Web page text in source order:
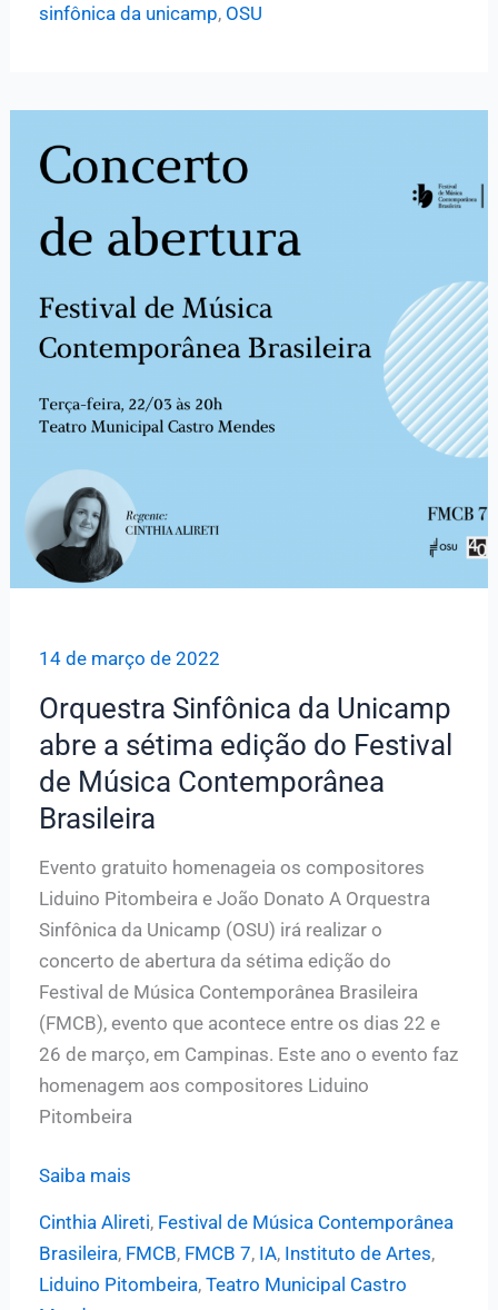
abertura
do
Festival
de
Contemporânea
Brasileira
sinfônica da unicamp, OSU
14 de março de 2022
Orquestra Sinfônica da Unicamp
abre a sétima edição do Festival
de Música Contemporânea
Brasileira
Evento gratuito homenageia os compositores
Liduino Pitombeira e João Donato A Orquestra
Sinfônica da Unicamp (OSU) irá realizar o
concerto de abertura da sétima edição do
Festival de Música Contemporânea Brasileira
(FMCB), evento que acontece entre os dias 22 e
26 de março, em Campinas. Este ano o evento faz
homenagem aos compositores Liduino
Pitombeira
Orquestra
Saiba mais
Cinthia Alireti, Festival de Música Contemporânea
Brasileira, FMCB, FMCB 7, IA, Instituto de Artes,
Liduino Pitombeira, Teatro Municipal Castro